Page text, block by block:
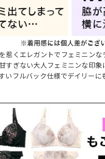
惹くエレガントでフェミニン
すぎない大人フェミニンな印
いフルバック仕様でデイリー